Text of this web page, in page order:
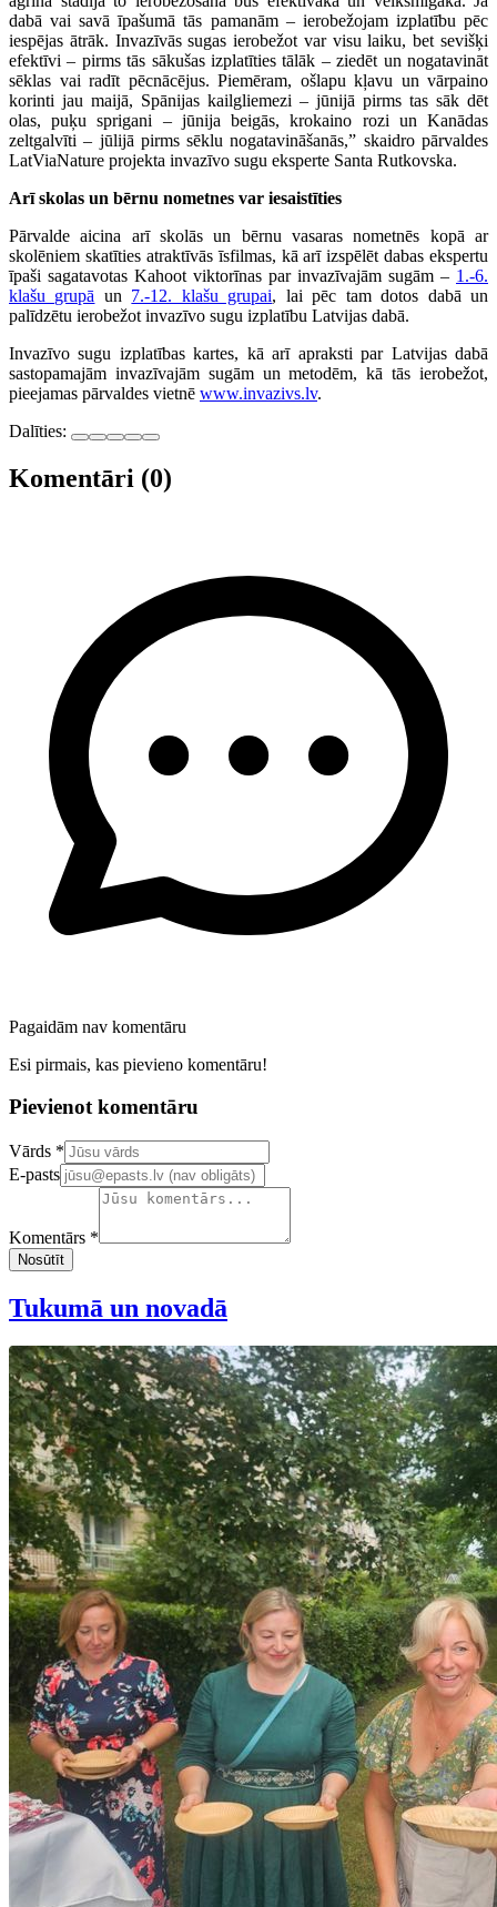
dabā vai savā īpašumā tās pamanām – ierobežojam izplatību pēc
iespējas ātrāk. Invazīvās sugas ierobežot var visu laiku, bet sevišķi
efektīvi – pirms tās sākušas izplatīties tālāk – ziedēt un nogatavināt
sēklas vai radīt pēcnācējus. Piemēram, ošlapu kļavu un vārpaino
korinti jau maijā, Spānijas kailgliemezi – jūnijā pirms tas sāk dēt
olas, puķu sprigani – jūnija beigās, krokaino rozi un Kanādas
zeltgalvīti – jūlijā pirms sēklu nogatavināšanās,” skaidro pārvaldes
LatViaNature projekta invazīvo sugu eksperte Santa Rutkovska.
Arī skolas un bērnu nometnes var iesaistīties
Pārvalde aicina arī skolās un bērnu vasaras nometnēs kopā ar
skolēniem skatīties atraktīvās īsfilmas, kā arī izspēlēt dabas ekspertu
īpaši sagatavotas Kahoot viktorīnas par invazīvajām sugām – 1.-6.
klašu grupā un 7.-12. klašu grupai, lai pēc tam dotos dabā un
palīdzētu ierobežot invazīvo sugu izplatību Latvijas dabā.
Invazīvo sugu izplatības kartes, kā arī apraksti par Latvijas dabā
sastopamajām invazīvajām sugām un metodēm, kā tās ierobežot,
pieejamas pārvaldes vietnē www.invazivs.lv.
Dalīties:
Komentāri (0)
Pagaidām nav komentāru
Esi pirmais, kas pievieno komentāru!
Pievienot komentāru
Confirm your email address
Vārds *
E-pasts
Komentārs *
Nosūtīt
Tukumā un novadā